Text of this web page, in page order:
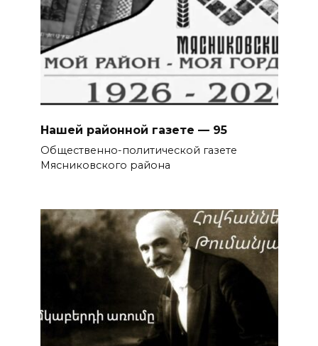
Нашей районной газете — 95
Общественно-политической газете
Мясниковского района